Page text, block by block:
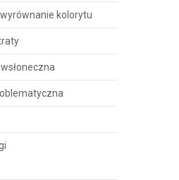
kolorytu